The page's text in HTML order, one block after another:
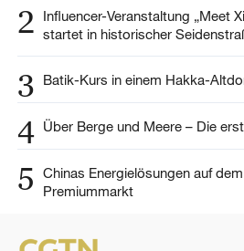
2
Influencer-Veranstaltung „Meet
startet in historischer
3 Batik-Kurs in einem Hakka-
4 Über Berge und Meere – Die
5
Chinas Energielösungen auf
Premiummarkt